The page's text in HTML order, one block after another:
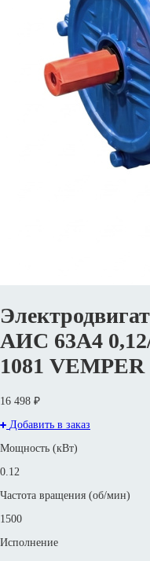
АИС 63А4
1081 VEMPER
16 498 ₽
Добавить в заказ
Мощность (кВт)
0.12
Частота вращения (об/мин)
1500
Исполнение